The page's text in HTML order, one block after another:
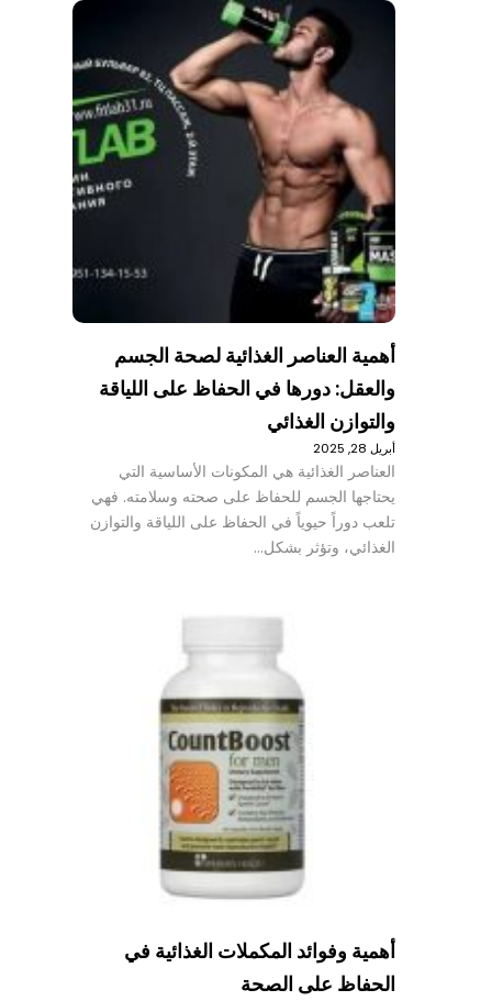
أهمية العناصر الغذائية لصحة الجسم
والعقل: دورها في الحفاظ على اللياقة
والتوازن الغذائي
أبريل 28, 2025
العناصر الغذائية هي المكونات الأساسية التي
يحتاجها الجسم للحفاظ على صحته وسلامته. فهي
تلعب دوراً حيوياً في الحفاظ على اللياقة والتوازن
الغذائي، وتؤثر بشكل…
أهمية وفوائد المكملات الغذائية في
الحفاظ على الصحة